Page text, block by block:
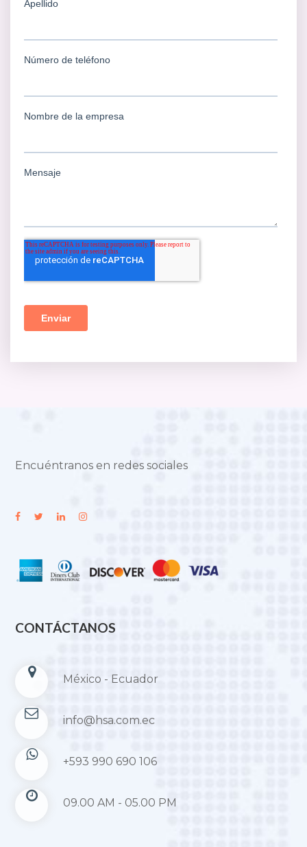
Encuéntranos en redes sociales
CONTÁCTANOS
México - Ecuador
info@hsa.com.ec
+593 990 690 106
09.00 AM - 05.00 PM